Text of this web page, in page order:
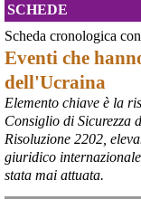
@peacelink - 6/8/
borsaitaliana.it/borsa/
Si sta ragionando su
dell’area a caldo
SCHEDE
Scheda cronologica
Eventi che
dell'Ucraina
Elemento chiave è la
Consiglio di Sicurezza
Risoluzione 2202,
giuridico
stata mai attuata.